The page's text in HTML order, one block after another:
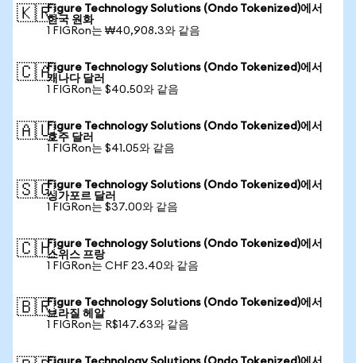
🇰🇷Figure Technology Solutions (Ondo Tokenized)에서
한국 원화
1 FIGRon는 ₩40,908.3와 같음
🇨🇦Figure Technology Solutions (Ondo Tokenized)에서
캐나다 달러
1 FIGRon는 $40.50와 같음
🇦🇺Figure Technology Solutions (Ondo Tokenized)에서
호주 달러
1 FIGRon는 $41.05와 같음
🇸🇬Figure Technology Solutions (Ondo Tokenized)에서
싱가포르 달러
1 FIGRon는 $37.00와 같음
🇨🇭Figure Technology Solutions (Ondo Tokenized)에서
스위스 프랑
1 FIGRon는 CHF 23.40와 같음
🇧🇷Figure Technology Solutions (Ondo Tokenized)에서
브라질 헤알
1 FIGRon는 R$147.63와 같음